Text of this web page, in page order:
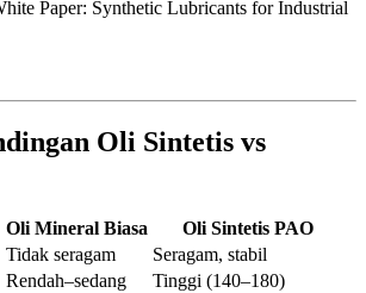
Paper: Synthetic Lubricants for Industrial
Oli Sintetis vs
Oli Mineral Biasa
Oli Sintetis PAO
Tidak seragam
Seragam, stabil
Rendah–sedang
Tinggi (140–180)